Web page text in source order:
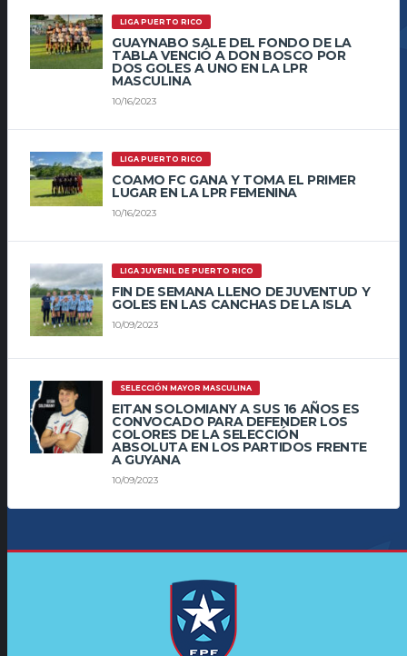
LIGA PUERTO RICO
GUAYNABO SALE DEL FONDO DE LA
TABLA VENCIÓ A DON BOSCO POR
DOS GOLES A UNO EN LA LPR
MASCULINA
10/16/2023
LIGA PUERTO RICO
COAMO FC GANA Y TOMA EL PRIMER
LUGAR EN LA LPR FEMENINA
10/16/2023
LIGA JUVENIL DE PUERTO RICO
FIN DE SEMANA LLENO DE JUVENTUD Y
GOLES EN LAS CANCHAS DE LA ISLA
10/09/2023
SELECCIÓN MAYOR MASCULINA
EITAN SOLOMIANY A SUS 16 AÑOS ES
CONVOCADO PARA DEFENDER LOS
COLORES DE LA SELECCIÓN
ABSOLUTA EN LOS PARTIDOS FRENTE
A GUYANA
10/09/2023